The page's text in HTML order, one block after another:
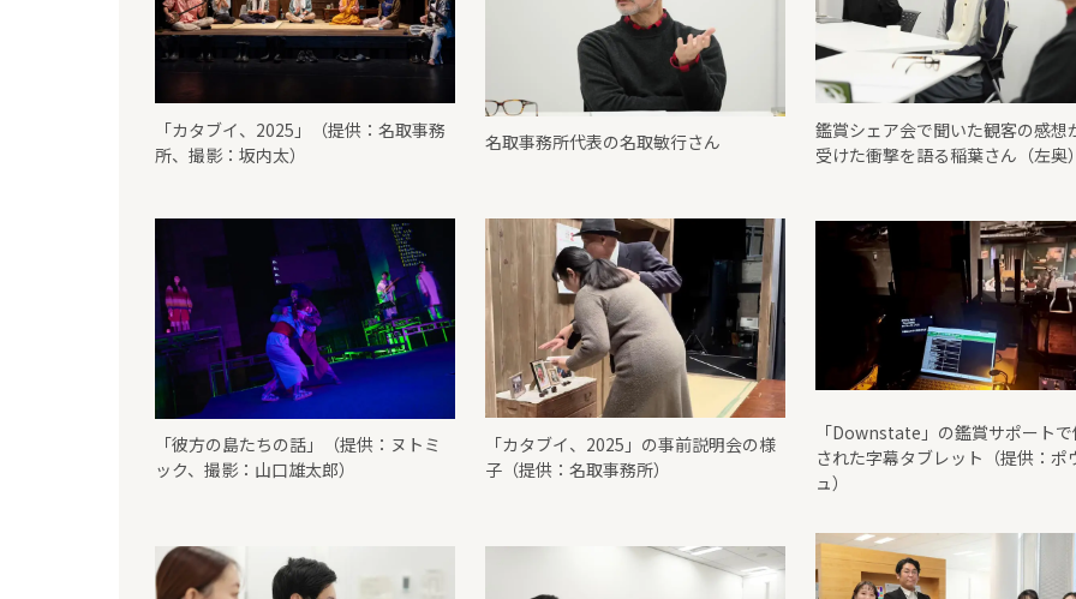
「カタブイ、2025」（提供：名取事務
所、撮影：坂内太）
名取事務所代表の名取敏行さん
鑑賞シェア会で聞いた観客の感想
受けた衝撃を語る稲葉さん（左奥
「彼方の島たちの話」（提供：ヌトミ
ック、撮影：山口雄太郎）
「カタブイ、2025」の事前説明会の様
子（提供：名取事務所）
「Downstate」の鑑賞サポート
された字幕タブレット（提供：ポ
ュ）